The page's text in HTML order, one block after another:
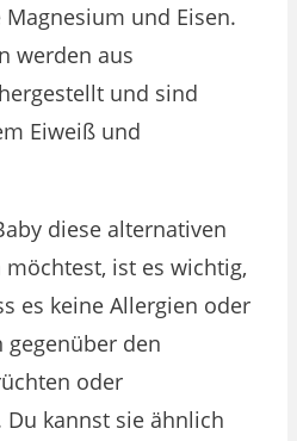
und Eisen.
werden aus
und sind
Eiweiß und
diese alternativen
ist es wichtig,
es keine Allergien oder
den
oder
kannst sie ähnlich